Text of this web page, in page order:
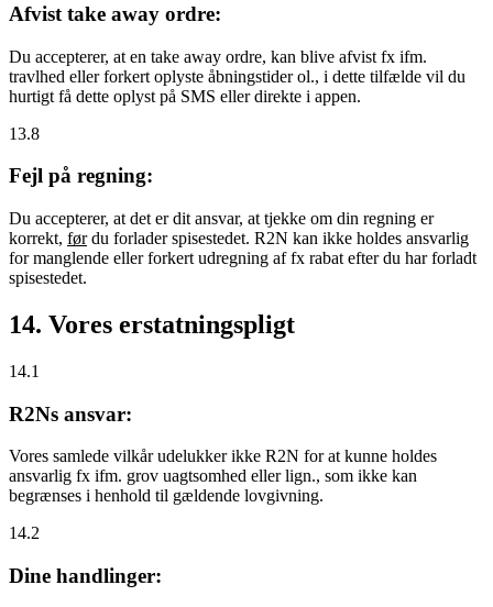
Afvist take away ordre:
Du accepterer, at en take away ordre, kan blive afvist fx ifm.
travlhed eller forkert oplyste åbningstider ol., i dette tilfælde vil du
hurtigt få dette oplyst på SMS eller direkte i appen.
13.8
Fejl på regning:
Du accepterer, at det er dit ansvar, at tjekke om din regning er
korrekt, førdu forlader spisestedet. R2N kan ikke holdes ansvarlig
for manglende eller forkert udregning af fx rabat efter du har forladt
spisestedet.
14. Vores erstatningspligt
14.1
R2Ns ansvar:
Vores samlede vilkår udelukker ikke R2N for at kunne holdes
ansvarlig fx ifm. grov uagtsomhed eller lign., som ikke kan
begrænses i henhold til gældende lovgivning.
14.2
Dine handlinger: